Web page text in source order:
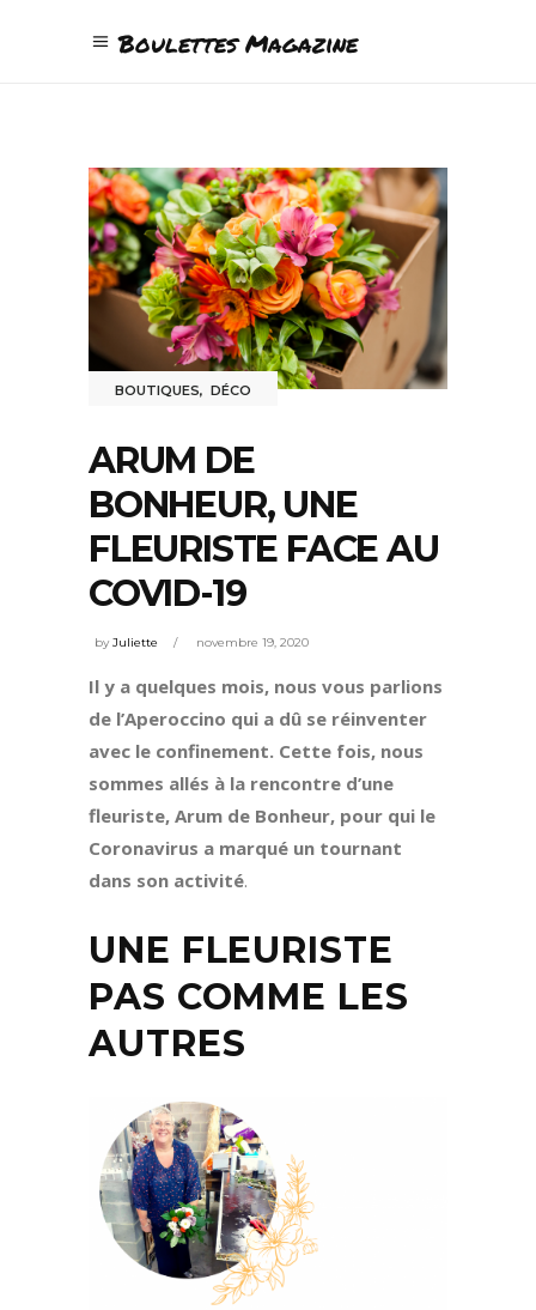
Boulettes Magazine
BOUTIQUES,DÉCO
ARUM DE
BONHEUR, UNE
FLEURISTE FACE AU
COVID-19
byJuliette novembre 19, 2020
Il y a quelques mois, nous vous parlions
de l’Aperoccino qui a dû se réinventer
avec le confinement. Cette fois, nous
sommes allés à la rencontre d’une
fleuriste, Arum de Bonheur, pour qui le
Coronavirus a marqué un tournant
dans son activité.
UNE FLEURISTE
PAS COMME LES
AUTRES